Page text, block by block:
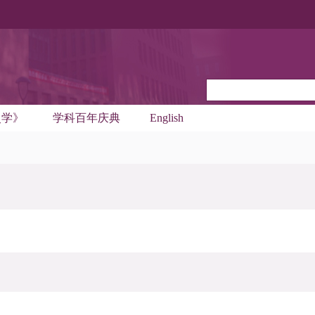
》 学科百年庆典 English